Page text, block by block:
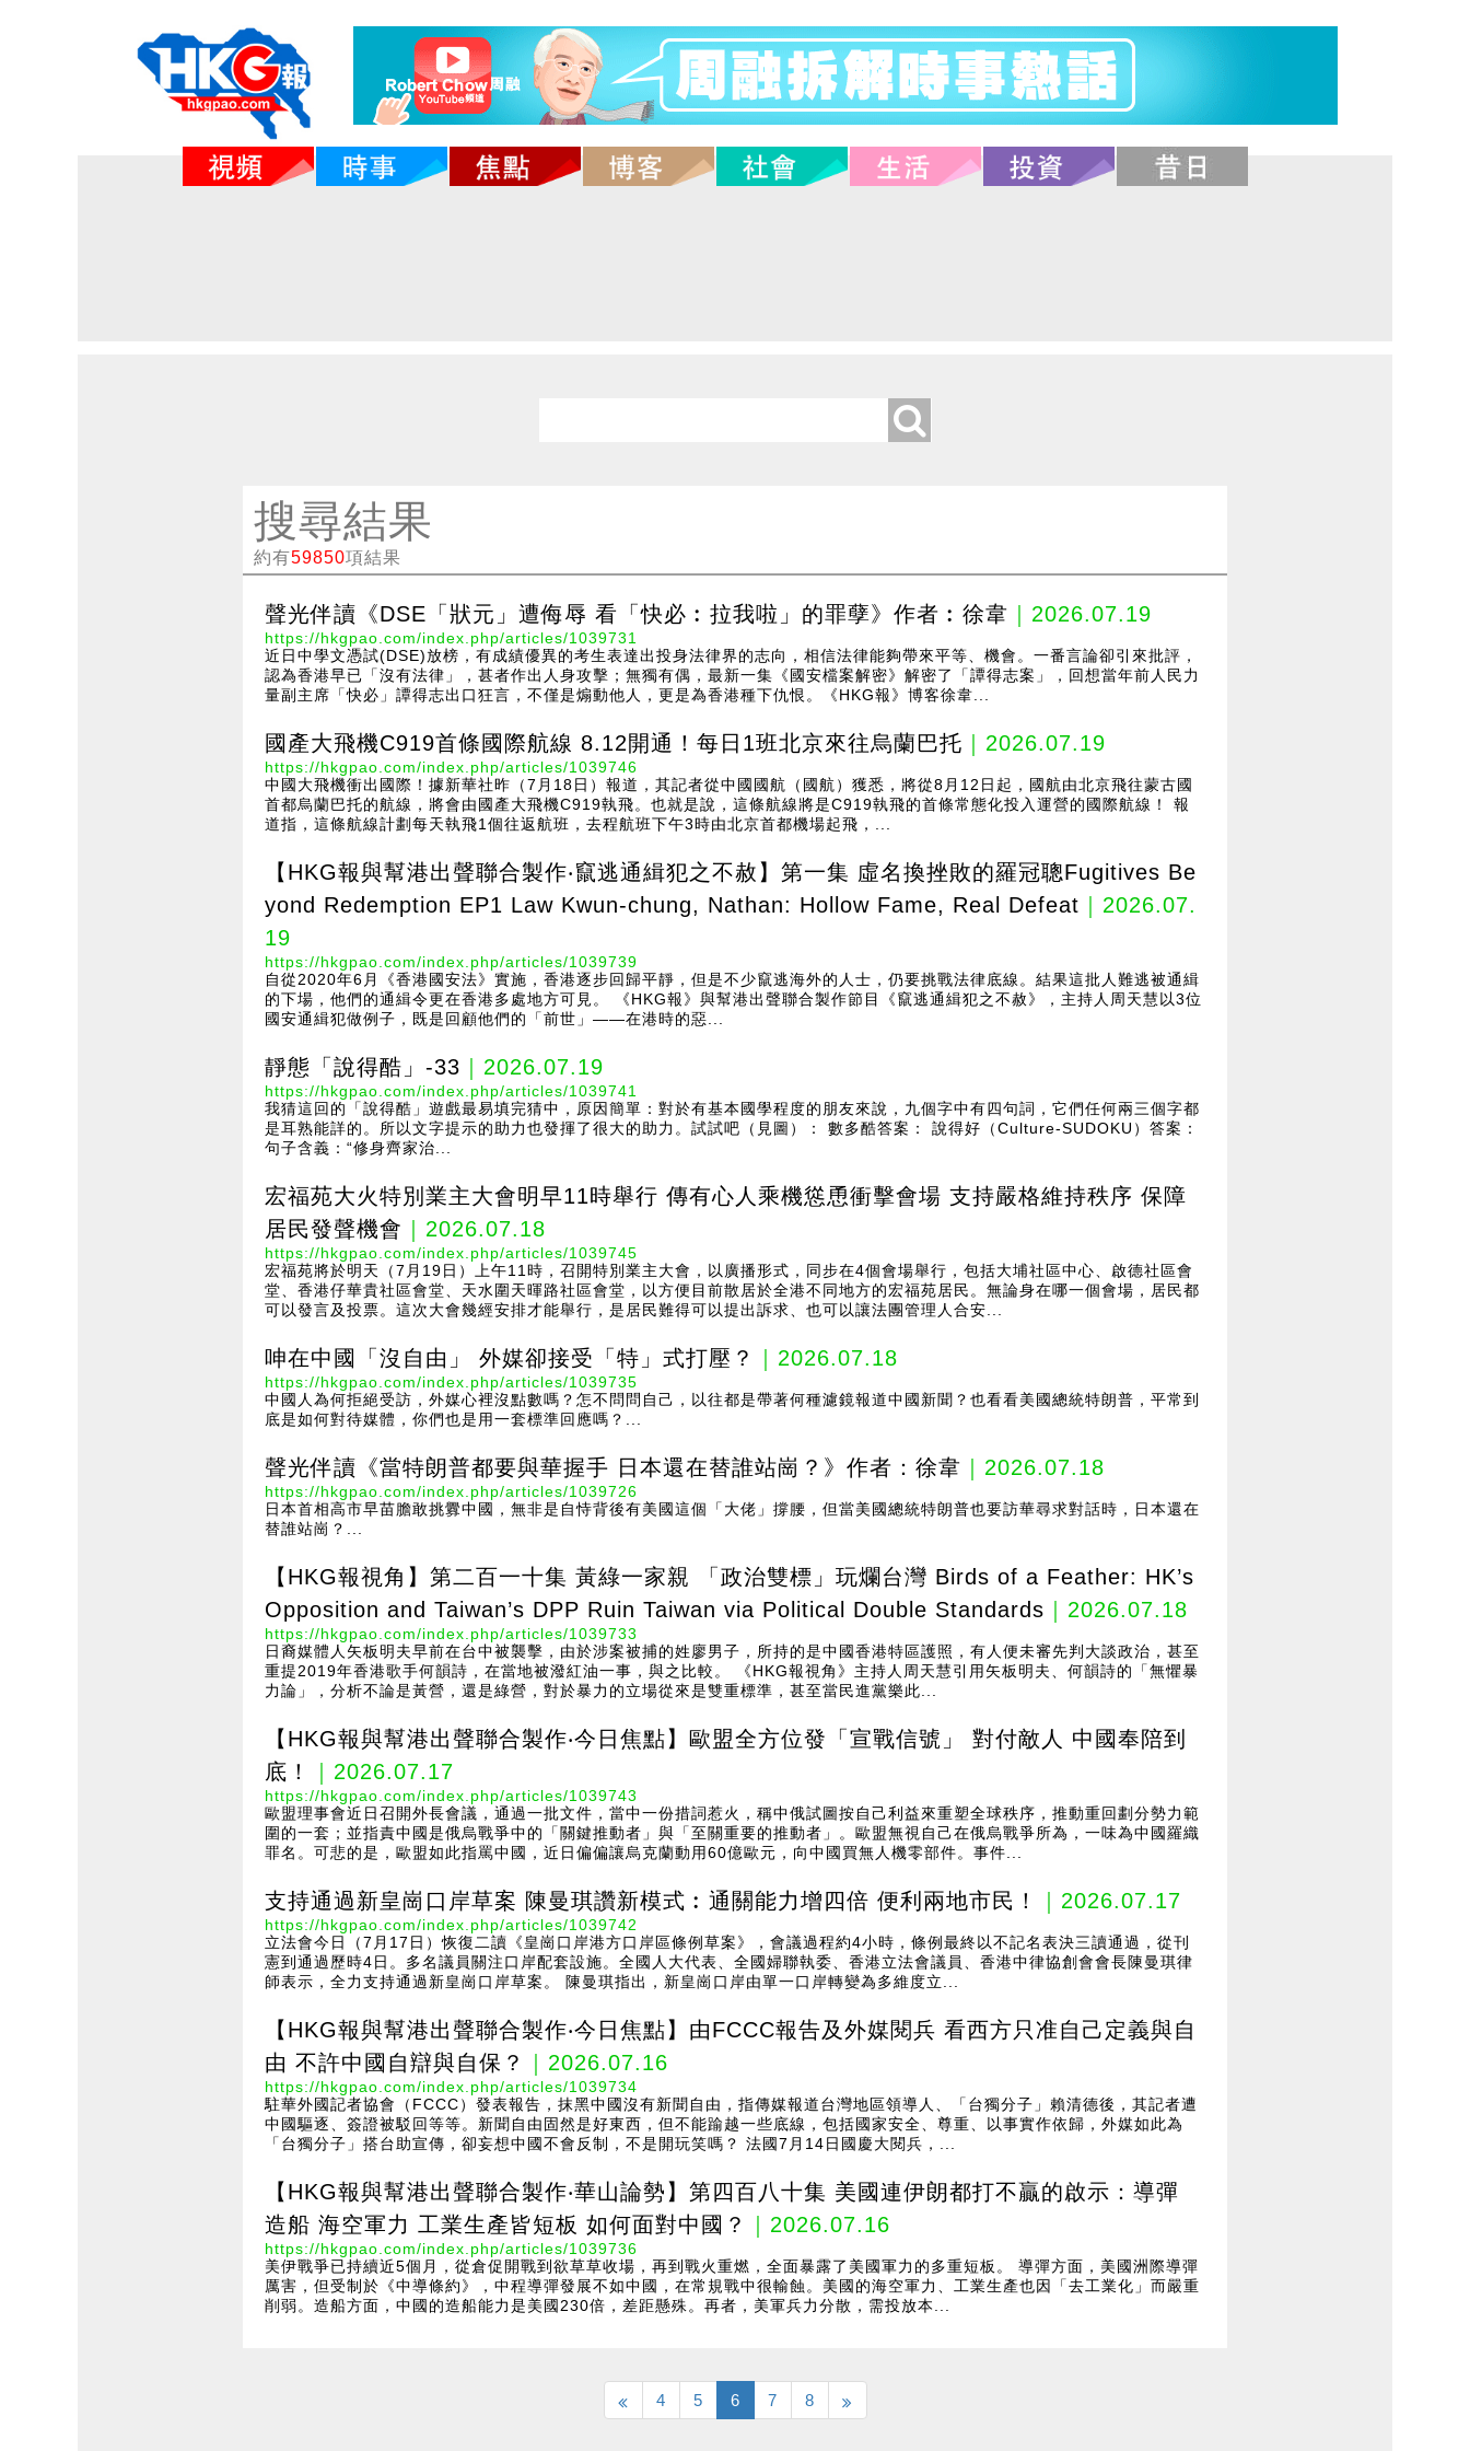
搜尋結果
約有59850項結果
聲光伴讀《DSE「狀元」遭侮辱 看「快必︰拉我啦」的罪孽》作者︰徐韋 ｜2026.07.19
https://hkgpao.com/index.php/articles/1039731
近日中學文憑試(DSE)放榜，有成績優異的考生表達出投身法律界的志向，相信法律能夠帶來平等、機會。一番言論卻引來批評，
認為香港早已「沒有法律」，甚者作出人身攻擊；無獨有偶，最新一集《國安檔案解密》解密了「譚得志案」，回想當年前人民力
量副主席「快必」譚得志出口狂言，不僅是煽動他人，更是為香港種下仇恨。《HKG報》博客徐韋...
國產大飛機C919首條國際航線 8.12開通！每日1班北京來往烏蘭巴托 ｜2026.07.19
https://hkgpao.com/index.php/articles/1039746
中國大飛機衝出國際！據新華社昨（7月18日）報道，其記者從中國國航（國航）獲悉，將從8月12日起，國航由北京飛往蒙古國
首都烏蘭巴托的航線，將會由國產大飛機C919執飛。也就是說，這條航線將是C919執飛的首條常態化投入運營的國際航線！ 報
道指，這條航線計劃每天執飛1個往返航班，去程航班下午3時由北京首都機場起飛，...
【HKG報與幫港出聲聯合製作‧竄逃通緝犯之不赦】第一集 虛名換挫敗的羅冠聰Fugitives Be
yond Redemption EP1 Law Kwun-chung, Nathan: Hollow Fame, Real Defeat ｜2026.07.
19
https://hkgpao.com/index.php/articles/1039739
自從2020年6月《香港國安法》實施，香港逐步回歸平靜，但是不少竄逃海外的人士，仍要挑戰法律底線。結果這批人難逃被通緝
的下場，他們的通緝令更在香港多處地方可見。 《HKG報》與幫港出聲聯合製作節目《竄逃通緝犯之不赦》，主持人周天慧以3位
國安通緝犯做例子，既是回顧他們的「前世」——在港時的惡...
靜態「說得酷」-33 ｜2026.07.19
https://hkgpao.com/index.php/articles/1039741
我猜這回的「說得酷」遊戲最易填完猜中，原因簡單：對於有基本國學程度的朋友來說，九個字中有四句詞，它們任何兩三個字都
是耳熟能詳的。所以文字提示的助力也發揮了很大的助力。試試吧（見圖）： 數多酷答案： 說得好（Culture-SUDOKU）答案：
句子含義：“修身齊家治...
宏福苑大火特別業主大會明早11時舉行 傳有心人乘機慫恿衝擊會場 支持嚴格維持秩序 保障
居民發聲機會 ｜2026.07.18
https://hkgpao.com/index.php/articles/1039745
宏福苑將於明天（7月19日）上午11時，召開特別業主大會，以廣播形式，同步在4個會場舉行，包括大埔社區中心、啟德社區會
堂、香港仔華貴社區會堂、天水圍天暉路社區會堂，以方便目前散居於全港不同地方的宏福苑居民。無論身在哪一個會場，居民都
可以發言及投票。這次大會幾經安排才能舉行，是居民難得可以提出訴求、也可以讓法團管理人合安...
呻在中國「沒自由」 外媒卻接受「特」式打壓？ ｜2026.07.18
https://hkgpao.com/index.php/articles/1039735
中國人為何拒絕受訪，外媒心裡沒點數嗎？怎不問問自己，以往都是帶著何種濾鏡報道中國新聞？也看看美國總統特朗普，平常到
底是如何對待媒體，你們也是用一套標準回應嗎？...
聲光伴讀《當特朗普都要與華握手 日本還在替誰站崗？》作者：徐韋 ｜2026.07.18
https://hkgpao.com/index.php/articles/1039726
日本首相高市早苗膽敢挑釁中國，無非是自恃背後有美國這個「大佬」撐腰，但當美國總統特朗普也要訪華尋求對話時，日本還在
替誰站崗？...
【HKG報視角】第二百一十集 黃綠一家親 「政治雙標」玩爛台灣 Birds of a Feather: HK’s
Opposition and Taiwan’s DPP Ruin Taiwan via Political Double Standards ｜2026.07.18
https://hkgpao.com/index.php/articles/1039733
日裔媒體人矢板明夫早前在台中被襲擊，由於涉案被捕的姓廖男子，所持的是中國香港特區護照，有人便未審先判大談政治，甚至
重提2019年香港歌手何韻詩，在當地被潑紅油一事，與之比較。 《HKG報視角》主持人周天慧引用矢板明夫、何韻詩的「無懼暴
力論」，分析不論是黃營，還是綠營，對於暴力的立場從來是雙重標準，甚至當民進黨樂此...
【HKG報與幫港出聲聯合製作‧今日焦點】歐盟全方位發「宣戰信號」 對付敵人 中國奉陪到
底！
｜2026.07.17
https://hkgpao.com/index.php/articles/1039743
歐盟理事會近日召開外長會議，通過一批文件，當中一份措詞惹火，稱中俄試圖按自己利益來重塑全球秩序，推動重回劃分勢力範
圍的一套；並指責中國是俄烏戰爭中的「關鍵推動者」與「至關重要的推動者」。歐盟無視自己在俄烏戰爭所為，一味為中國羅織
罪名。可悲的是，歐盟如此指罵中國，近日偏偏讓烏克蘭動用60億歐元，向中國買無人機零部件。事件...
支持通過新皇崗口岸草案 陳曼琪讚新模式︰通關能力增四倍 便利兩地市民！ ｜2026.07.17
https://hkgpao.com/index.php/articles/1039742
立法會今日（7月17日）恢復二讀《皇崗口岸港方口岸區條例草案》，會議過程約4小時，條例最終以不記名表決三讀通過，從刊
憲到通過歷時4日。多名議員關注口岸配套設施。全國人大代表、全國婦聯執委、香港立法會議員、香港中律協創會會長陳曼琪律
師表示，全力支持通過新皇崗口岸草案。 陳曼琪指出，新皇崗口岸由單一口岸轉變為多維度立...
【HKG報與幫港出聲聯合製作‧今日焦點】由FCCC報告及外媒閱兵 看西方只准自己定義與自
由 不許中國自辯與自保？
｜2026.07.16
https://hkgpao.com/index.php/articles/1039734
駐華外國記者協會（FCCC）發表報告，抹黑中國沒有新聞自由，指傳媒報道台灣地區領導人、「台獨分子」賴清德後，其記者遭
中國驅逐、簽證被駁回等等。新聞自由固然是好東西，但不能踰越一些底線，包括國家安全、尊重、以事實作依歸，外媒如此為
「台獨分子」搭台助宣傳，卻妄想中國不會反制，不是開玩笑嗎？ 法國7月14日國慶大閱兵，...
【HKG報與幫港出聲聯合製作‧華山論勢】第四百八十集 美國連伊朗都打不贏的啟示：導彈
造船 海空軍力 工業生產皆短板 如何面對中國？
｜2026.07.16
https://hkgpao.com/index.php/articles/1039736
美伊戰爭已持續近5個月，從倉促開戰到欲草草收場，再到戰火重燃，全面暴露了美國軍力的多重短板。 導彈方面，美國洲際導彈
厲害，但受制於《中導條約》，中程導彈發展不如中國，在常規戰中很輸蝕。美國的海空軍力、工業生產也因「去工業化」而嚴重
削弱。造船方面，中國的造船能力是美國230倍，差距懸殊。再者，美軍兵力分散，需投放本...
4 5 6 7 8